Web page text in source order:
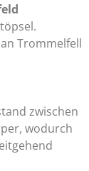
Trommelfell
zwischen
wodurch